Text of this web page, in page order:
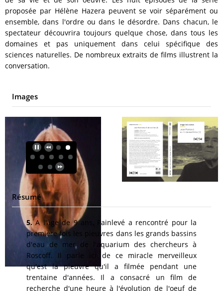
proposée par Hélène Hazera peuvent se voir séparément ou
ensemble, dans l'ordre ou dans le désordre. Dans chacun, le
spectateur découvrira toujours quelque chose, dans tous les
domaines et pas uniquement dans celui spécifique des
sciences naturelles. De nombreux extraits de films illustrent la
conversation.
Images
Résumé
5.A l'âge de 9 ans, Painlevé a rencontré pour la
première fois les pieuvres dans les grands bassins
d'eau de mer de l'aquarium des chercheurs à
Roscoff. Il parle ici de ce miracle merveilleux
qu'est la pieuvre qu'il a filmée pendant une
trentaine d'années. Il a consacré un film de
recherche d'une heure à l'évolution de l'oeuf de